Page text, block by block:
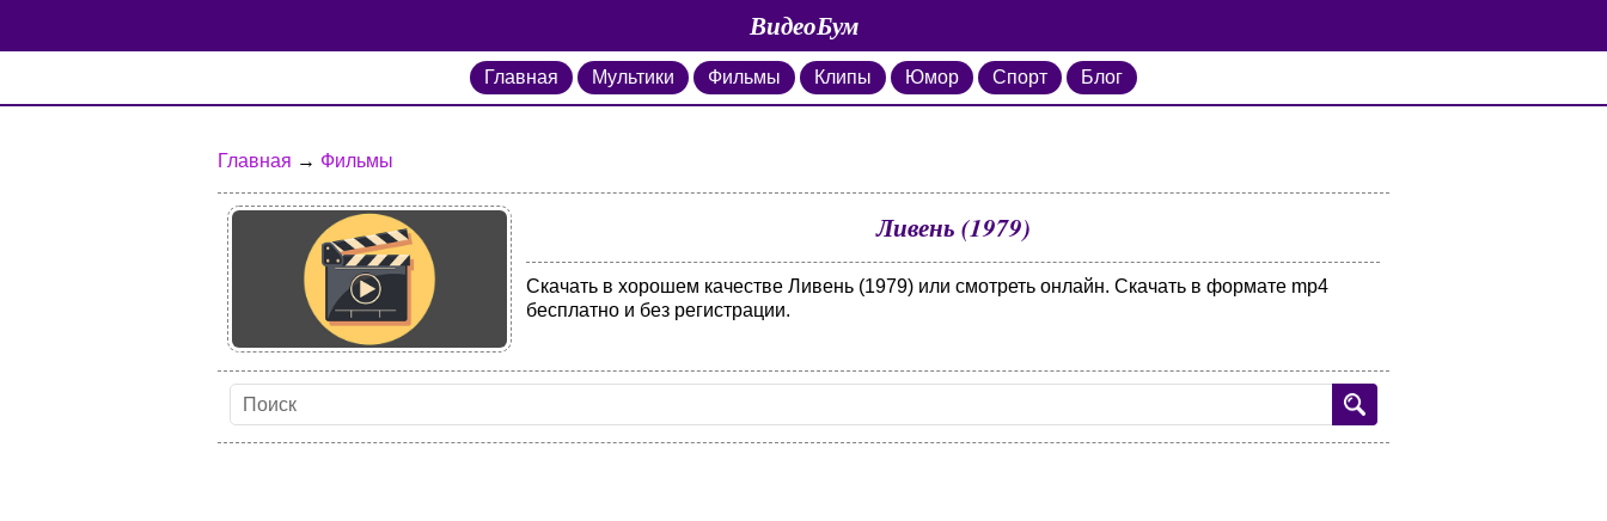
ВидеоБум
Главная Мультики Фильмы Клипы Юмор Спорт Блог
Главная → Фильмы
Ливень (1979)
Скачать в хорошем качестве Ливень (1979) или смотреть онлайн. Скачать в формате mp4
бесплатно и без регистрации.